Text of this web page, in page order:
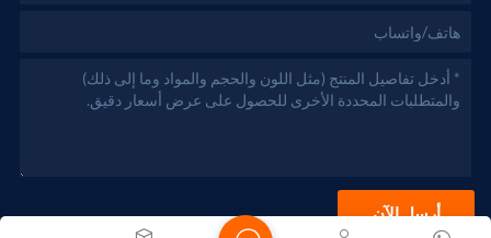
أرسل الآن